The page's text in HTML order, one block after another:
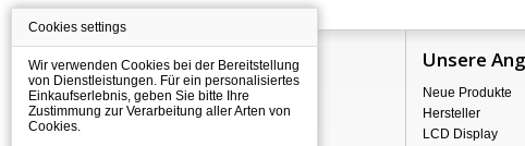
Information
Über Shopping
Versand
Unsere
Neue Produkte
Hersteller
LCD Display
Cookies settings
Wir verwenden Cookies bei der Bereitstellung
von Dienstleistungen. Für ein personalisiertes
Einkaufserlebnis, geben Sie bitte Ihre
Zustimmung zur Verarbeitung aller Arten von
Cookies.